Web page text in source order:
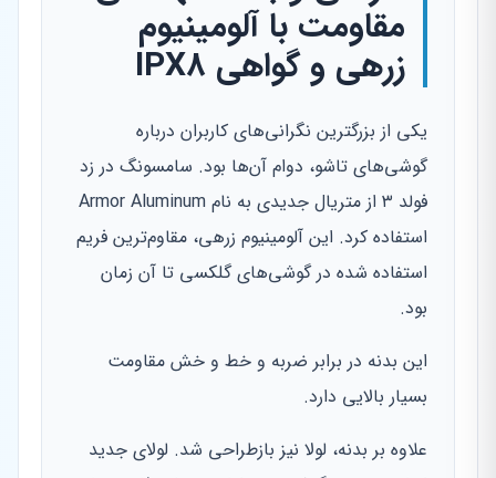
مقاومت با آلومینیوم
زرهی و گواهی IPX8
یکی از بزرگترین نگرانی‌های کاربران درباره
گوشی‌های تاشو، دوام آن‌ها بود. سامسونگ در زد
فولد ۳ از متریال جدیدی به نام Armor Aluminum
استفاده کرد. این آلومینیوم زرهی، مقاوم‌ترین فریم
استفاده شده در گوشی‌های گلکسی تا آن زمان
بود.
این بدنه در برابر ضربه و خط و خش مقاومت
بسیار بالایی دارد.
علاوه بر بدنه، لولا نیز بازطراحی شد. لولای جدید